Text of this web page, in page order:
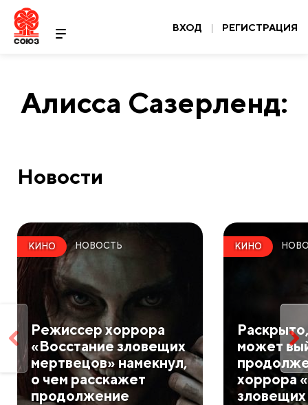
ВХОД | РЕГИСТРАЦИЯ
Алисса Сазерленд:
Новости
КИНО НОВОСТЬ
Режиссер хоррора
«Восстание зловещих
мертвецов» намекнул,
о чем расскажет
продолжение
КИНО
может
хоррора